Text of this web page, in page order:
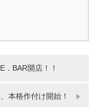
．BAR開店！！
本格作付け開始！